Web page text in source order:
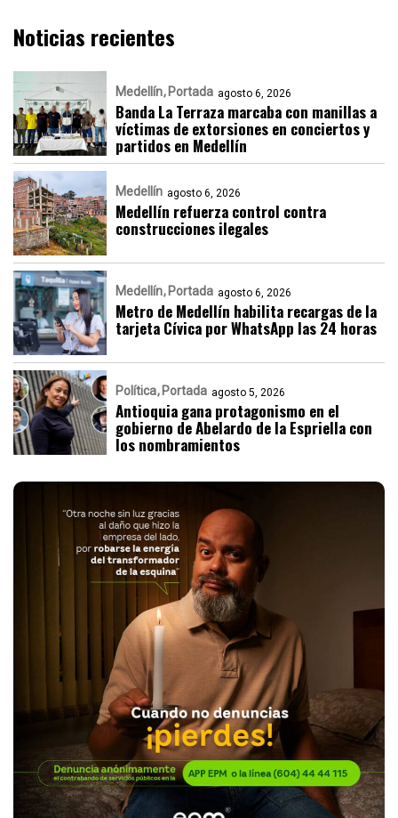
Noticias recientes
Medellín Portada agosto 6, 2026
Banda La Terraza marcaba con manillas a
víctimas de extorsiones en conciertos y
partidos en Medellín
Medellín agosto 6, 2026
Medellín refuerza control contra
construcciones ilegales
Medellín Portada agosto 6, 2026
Metro de Medellín habilita recargas de la
tarjeta Cívica por WhatsApp las 24 horas
Política Portada agosto 5, 2026
Antioquia gana protagonismo en el
gobierno de Abelardo de la Espriella con
los nombramientos